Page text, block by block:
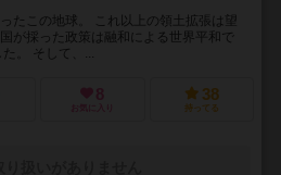
たこの地球。 これ以上の領土拡張は望
が採った政策は融和による世界平和で
。 そして、...
8
お気に入り
38
持ってる